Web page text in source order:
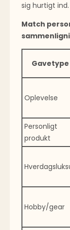
sig hurtigt ind.
Match
Gavetype
Oplevelse
Personligt
produkt
Hobby/gear